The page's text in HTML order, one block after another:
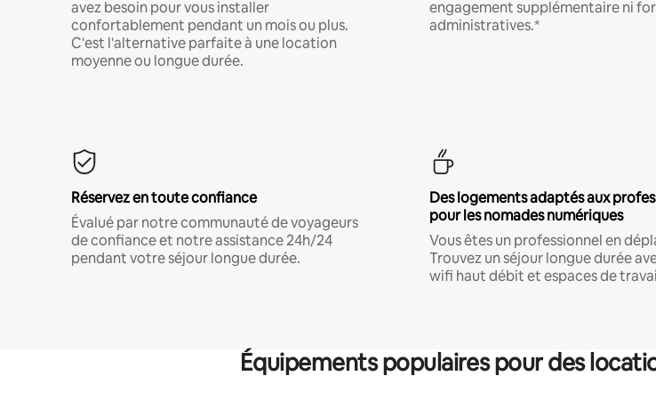
avez besoin pour vous installer
confortablement pendant un mois ou plus.
C'est l'alternative parfaite à une location
moyenne ou longue durée.
engagement supplémentaire ni
administratives.*
Réservez en toute confiance
Évalué par notre communauté de voyageurs
de confiance et notre assistance 24h/24
pendant votre séjour longue durée.
Des logements adaptés aux
pour les nomades numériques
Vous êtes un professionnel en
Trouvez un séjour longue durée
wifi haut débit et espaces de
Équipements populaires pour des